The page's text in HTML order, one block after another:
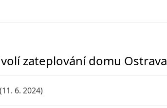
zateplování domu Ostrava
(11. 6. 2024)